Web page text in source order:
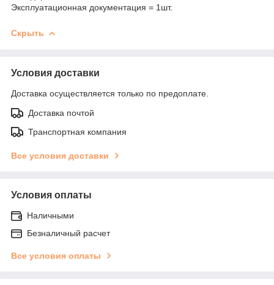
Эксплуатационная документация = 1шт.
Скрыть
Условия доставки
Доставка осуществляется только по предоплате.
Доставка почтой
Транспортная компания
Все условия доставки
Условия оплаты
Наличными
Безналичный расчет
Все условия оплаты